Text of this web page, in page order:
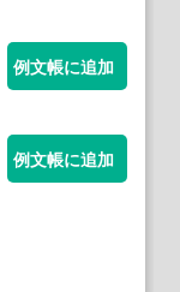
例文帳に追加
例文帳に追加